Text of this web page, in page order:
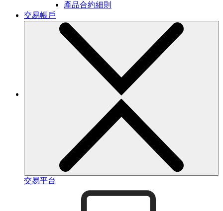
產品合約細則
交易帳戶
交易平台